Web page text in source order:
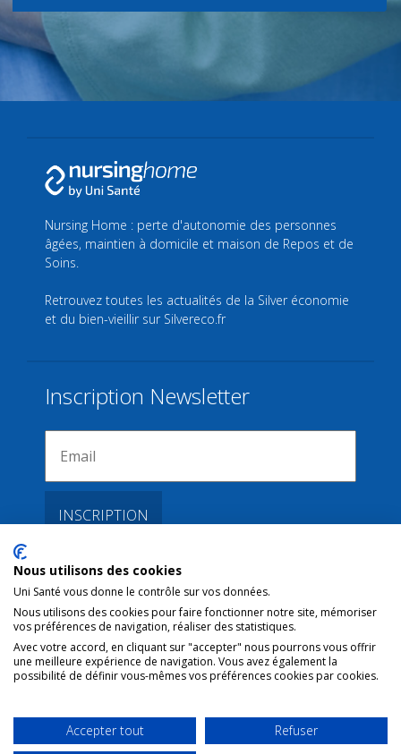
Nous utilisons des cookies
Uni Santé vous donne le contrôle sur vos données.
Nous utilisons des cookies pour faire fonctionner notre site, mémoriser
vos préférences de navigation, réaliser des statistiques.
Avec votre accord, en cliquant sur "accepter" nous pourrons vous offrir
une meilleure expérience de navigation. Vous avez également la
possibilité de définir vous-mêmes vos préférences cookies par cookies.
Accepter tout Refuser
Nursing Home : perte d'autonomie des personnes
âgées, maintien à domicile et maison de Repos et de
Soins.
Retrouvez toutes les actualités de la Silver économie
et du bien-vieillir sur Silvereco.fr
Inscription Newsletter
Liens
Conditions d’utilisation
Contact NL
Mentions Légales